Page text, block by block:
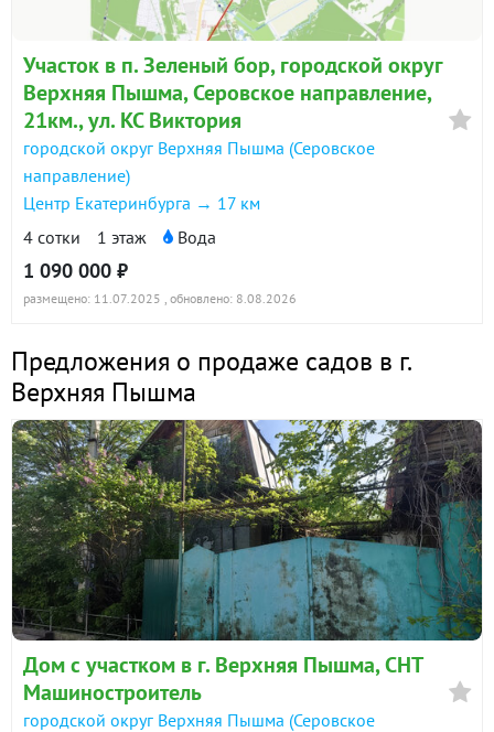
Участок в п. Зеленый бор, городской округ
Верхняя Пышма, Серовское направление,
21км., ул. КС Виктория
городской округ Верхняя Пышма (Серовское
направление)
Центр Екатеринбурга → 17 км
4 сотки
1 этаж Вода
1 090 000 ₽
размещено: 11.07.2025 , обновлено: 8.08.2026
Предложения о продаже садов в г.
Верхняя Пышма
Дом с участком в г. Верхняя Пышма, СНТ
Машиностроитель
городской округ Верхняя Пышма (Серовское